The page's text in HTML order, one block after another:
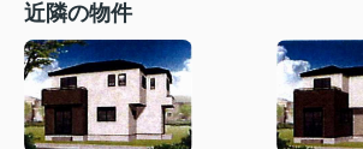
近隣の物件